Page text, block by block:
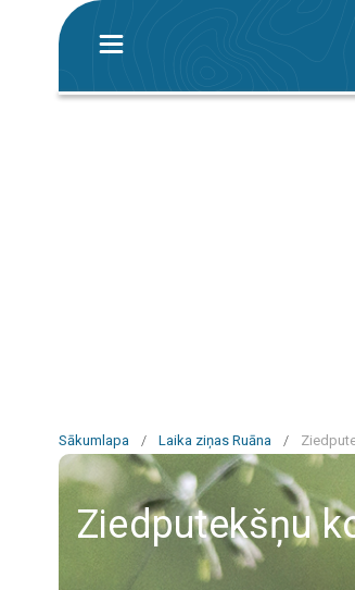
Sākumlapa / Laika ziņas Ruāna /
Ziedputekšņu